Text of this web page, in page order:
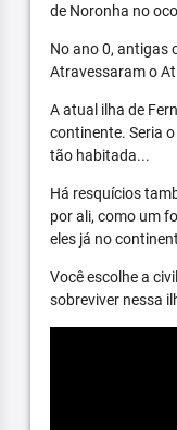
de Noronha no
No ano 0, antigas
Atravessaram o
A atual ilha de
continente. Seria
tão habitada...
Há resquícios
por ali, como um
eles já no
Você escolhe a
sobreviver nessa